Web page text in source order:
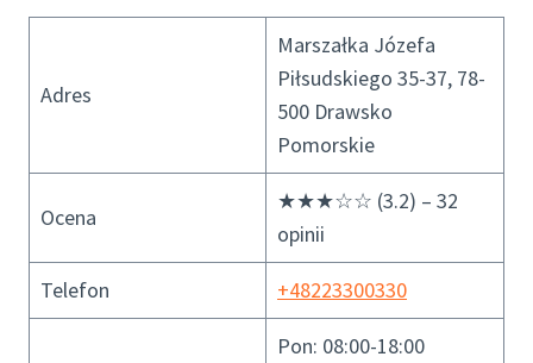
Adres
Marszałka Józefa
Piłsudskiego 35-37, 78-
500 Drawsko
Pomorskie
Ocena
★★★☆☆ (3.2) – 32
opinii
Telefon +48223300330
Pon: 08:00-18:00